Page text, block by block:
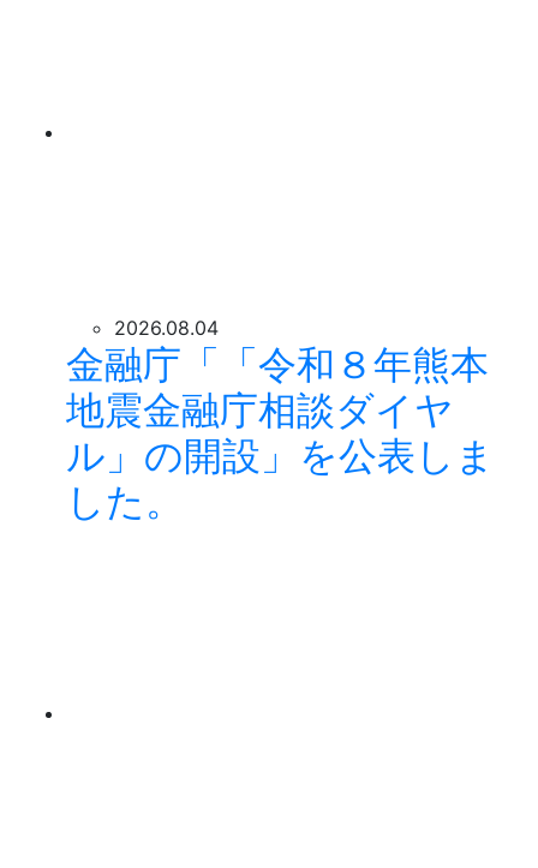
2026.08.04
金融庁「「令和８年熊本
地震金融庁相談ダイヤ
ル」の開設」を公表しま
した。